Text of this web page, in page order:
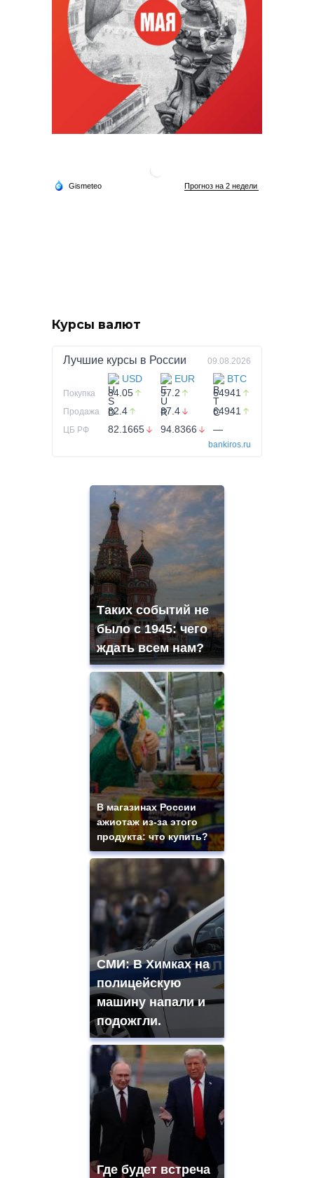
Курсы валют
Лучшие курсы в России 09.08.2026
USD EUR BTC
Покупка 84.05 97.2 64941
Продажа 82.4 87.4 64941
ЦБ РФ 82.1665 94.8366 —
bankiros.ru
Таких событий не
было с 1945: чего
ждать всем нам?
В магазинах России
ажиотаж из-за этого
продукта: что купить?
СМИ: В Химках на
полицейскую
машину напали и
подожгли.
Где будет встреча